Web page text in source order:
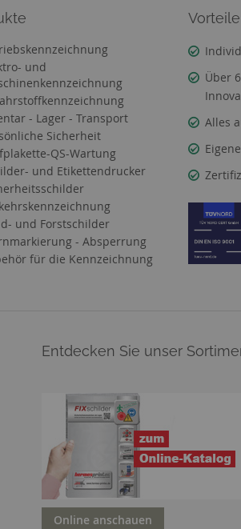
und
- Lager - Transport
Sicherheit
QS-Wartung
und Etikettendrucker
und Forstschilder
- Absperrung
für die Kennzeichnung
Vorteile
Über
Alles
Entdecken Sie unser
Online anschauen